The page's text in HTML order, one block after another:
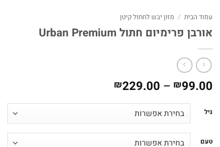
עמוד הבית / מזון יבש לחתול קיטן
אורבן פרימיום חתול Urban Premium
₪99.00
–
₪229.00
עד
גיל
טעם